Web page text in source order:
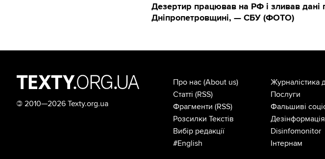
Дезертир працював на РФ і зливав дані
Дніпропетровщині, — СБУ (ФОТО)
© 2010—2026 Texty.org.ua
Про нас (About us)
Статті (RSS)
Фрагменти (RSS)
Розсилки Текстів
Вибір редакції
#English
Журналістика
Послуги
Фальшиві
Дезінформація
Disinfomonitor
Інтернам